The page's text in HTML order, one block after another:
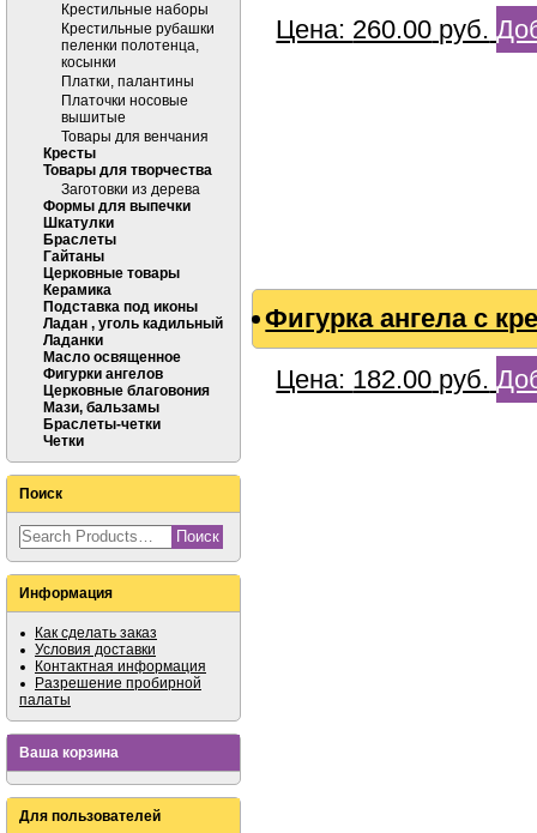
Крестильные наборы
Крестильные рубашки
пеленки полотенца,
косынки
Платки, палантины
Платочки носовые
вышитые
Товары для венчания
Кресты
Товары для творчества
Заготовки из дерева
Формы для выпечки
Шкатулки
Браслеты
Гайтаны
Церковные товары
Керамика
Подставка под иконы
Ладан , уголь кадильный
Ладанки
Масло освященное
Фигурки ангелов
Церковные благовония
Мази, бальзамы
Браслеты-четки
Четки
Поиск
Информация
Как сделать заказ
Условия доставки
Контактная информация
Разрешение пробирной
палаты
Ваша корзина
Для пользователей
Цена: 260.00 руб.
Фигурка ангела с
Цена: 182.00 руб.